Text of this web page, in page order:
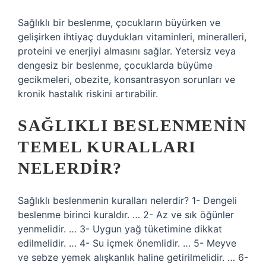
Sağlıklı bir beslenme, çocukların büyürken ve
gelişirken ihtiyaç duydukları vitaminleri, mineralleri,
proteini ve enerjiyi almasını sağlar. Yetersiz veya
dengesiz bir beslenme, çocuklarda büyüme
gecikmeleri, obezite, konsantrasyon sorunları ve
kronik hastalık riskini artırabilir.
SAĞLIKLI BESLENMENIN
TEMEL KURALLARI
NELERDIR?
Sağlıklı beslenmenin kuralları nelerdir? 1- Dengeli
beslenme birinci kuraldır. … 2- Az ve sık öğünler
yenmelidir. … 3- Uygun yağ tüketimine dikkat
edilmelidir. … 4- Su içmek önemlidir. … 5- Meyve
ve sebze yemek alışkanlık haline getirilmelidir. … 6-